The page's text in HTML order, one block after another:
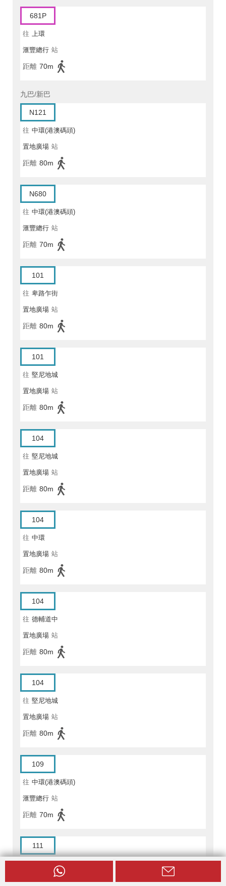
681P
往 上環
滙豐總行 站
距離 70m
九巴/新巴
N121
往 中環(港澳碼頭)
置地廣場 站
距離 80m
N680
往 中環(港澳碼頭)
滙豐總行 站
距離 70m
101
往 卑路乍街
置地廣場 站
距離 80m
101
往 堅尼地城
置地廣場 站
距離 80m
104
往 堅尼地城
置地廣場 站
距離 80m
104
往 中環
置地廣場 站
距離 80m
104
往 德輔道中
置地廣場 站
距離 80m
104
往 堅尼地城
置地廣場 站
距離 80m
109
往 中環(港澳碼頭)
滙豐總行 站
距離 70m
111
中環(港澳碼頭)